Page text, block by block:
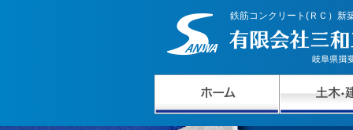
鉄筋コンクリート(ＲＣ）新